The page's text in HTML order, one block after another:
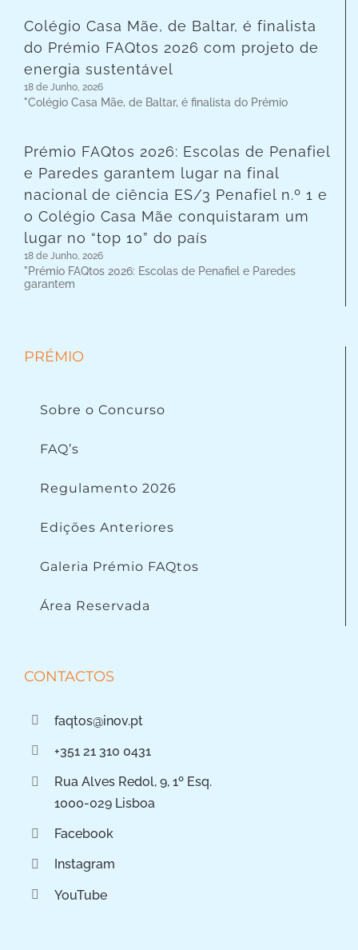
Colégio Casa Mãe, de Baltar, é finalista
do Prémio FAQtos 2026 com projeto de
energia sustentável
18 de Junho, 2026
"Colégio Casa Mãe, de Baltar, é finalista do Prémio
Prémio FAQtos 2026: Escolas de Penafiel
e Paredes garantem lugar na final
nacional de ciência ES/3 Penafiel n.º 1 e
o Colégio Casa Mãe conquistaram um
lugar no “top 10” do país
18 de Junho, 2026
"Prémio FAQtos 2026: Escolas de Penafiel e Paredes
garantem
PRÉMIO
Sobre o Concurso
FAQ’s
Regulamento 2026
Edições Anteriores
Galeria Prémio FAQtos
Área Reservada
CONTACTOS
faqtos@inov.pt
+351 21 310 0431
Rua Alves Redol, 9, 1º Esq.
1000-029 Lisboa
Facebook
Instagram
YouTube